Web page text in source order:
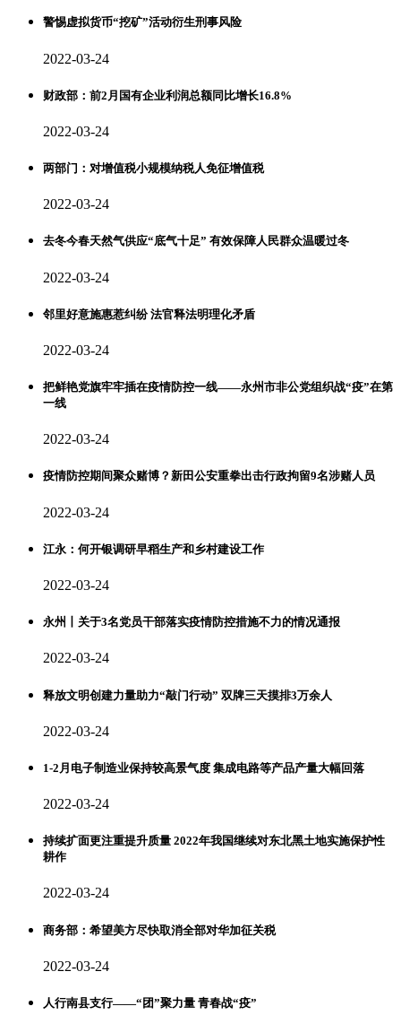
警惕虚拟货币“挖矿”活动衍生刑事风险
2022-03-24
财政部：前2月国有企业利润总额同比增长16.8%
2022-03-24
两部门：对增值税小规模纳税人免征增值税
2022-03-24
去冬今春天然气供应“底气十足” 有效保障人民群众温暖过冬
2022-03-24
邻里好意施惠惹纠纷 法官释法明理化矛盾
2022-03-24
把鲜艳党旗牢牢插在疫情防控一线——永州市非公党组织战“疫”在第
一线
2022-03-24
疫情防控期间聚众赌博？新田公安重拳出击行政拘留9名涉赌人员
2022-03-24
江永：何开银调研早稻生产和乡村建设工作
2022-03-24
永州丨关于3名党员干部落实疫情防控措施不力的情况通报
2022-03-24
释放文明创建力量助力“敲门行动” 双牌三天摸排3万余人
2022-03-24
1-2月电子制造业保持较高景气度 集成电路等产品产量大幅回落
2022-03-24
持续扩面更注重提升质量 2022年我国继续对东北黑土地实施保护性
耕作
2022-03-24
商务部：希望美方尽快取消全部对华加征关税
2022-03-24
人行南县支行——“团”聚力量 青春战“疫”